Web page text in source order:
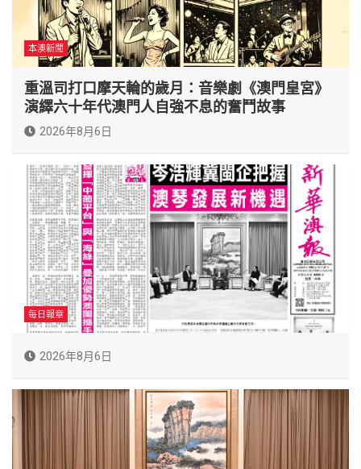
本澳新聞
重溫司打口摩天輪的歲月：音樂劇《澳門皇宮》
演繹六十年代澳門人自強不息的奮鬥故事
2026年8月6日
每日報章
2026年8月6日